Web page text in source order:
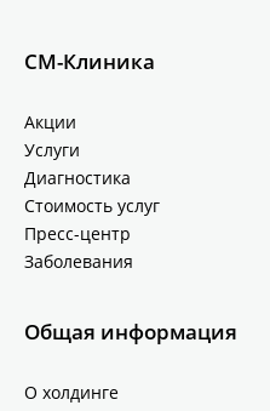
СМ-Клиника
Акции
Услуги
Диагностика
Стоимость услуг
Пресс-центр
Заболевания
Общая информация
О холдинге